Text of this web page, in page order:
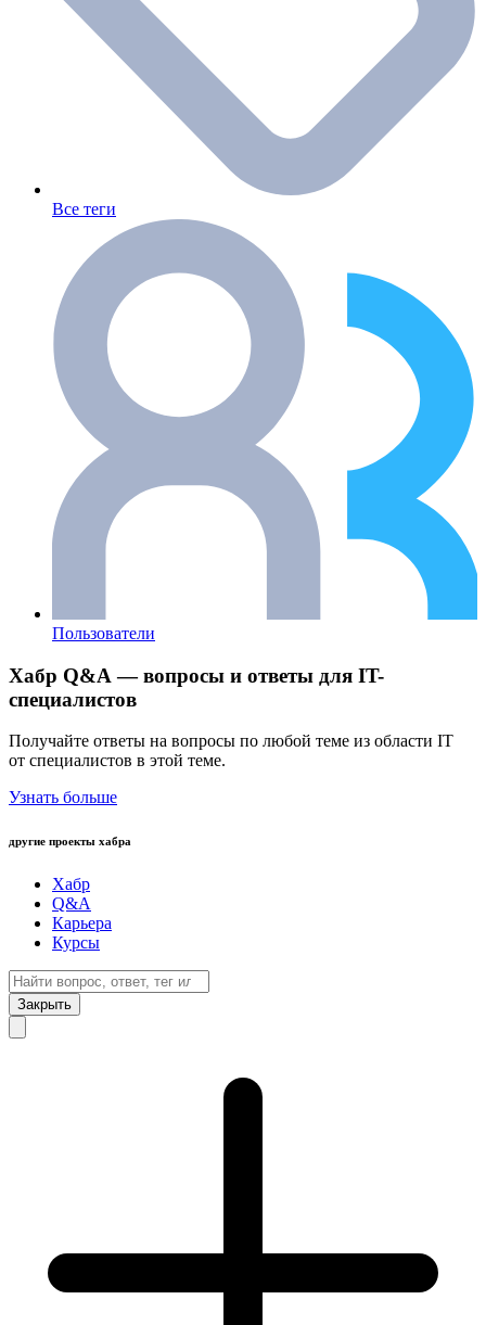
Все теги
Пользователи
Хабр Q&A — вопросы и ответы для IT-
специалистов
Получайте ответы на вопросы по любой теме из области IT
от специалистов в этой теме.
Узнать больше
другие проекты хабра
Хабр
Q&A
Карьера
Курсы
Закрыть